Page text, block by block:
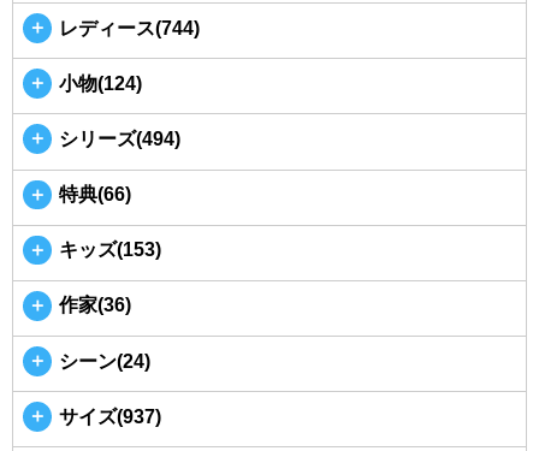
＋ レディース(744)
＋ 小物(124)
＋ シリーズ(494)
＋ 特典(66)
＋ キッズ(153)
＋ 作家(36)
＋ シーン(24)
＋ サイズ(937)